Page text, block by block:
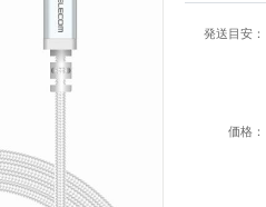
発送目安：
価格：